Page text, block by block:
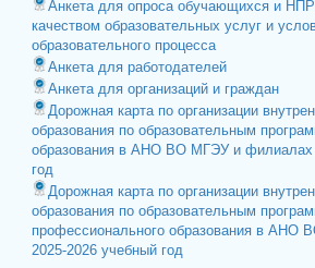
Анкета для опроса обучающихся и НПР
качеством образовательных услуг и
образовательного процесса
Анкета для работодателей
Анкета для организаций и граждан
Дорожная карта по организации
образования по образовательным
образования в АНО ВО МГЭУ и филиалах
год
Дорожная карта по организации
образования по образовательным
профессионального образования в
2025-2026 учебный год